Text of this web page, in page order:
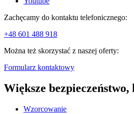
Zachęcamy do kontaktu telefonicznego:
+48 601 488 918
Można też skorzystać z naszej oferty:
Formularz kontaktowy
Większe bezpieczeństwo,
Wzorcowanie